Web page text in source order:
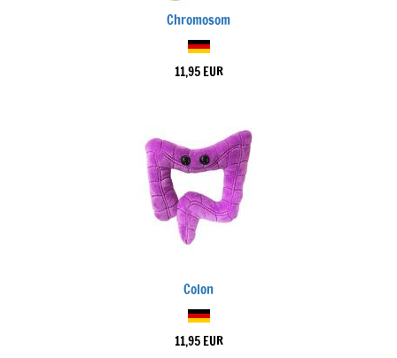
Chromosom
11,95 EUR
Colon
11,95 EUR